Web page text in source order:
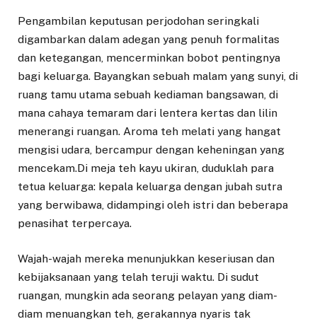
Pengambilan keputusan perjodohan seringkali
digambarkan dalam adegan yang penuh formalitas
dan ketegangan, mencerminkan bobot pentingnya
bagi keluarga. Bayangkan sebuah malam yang sunyi, di
ruang tamu utama sebuah kediaman bangsawan, di
mana cahaya temaram dari lentera kertas dan lilin
menerangi ruangan. Aroma teh melati yang hangat
mengisi udara, bercampur dengan keheningan yang
mencekam.Di meja teh kayu ukiran, duduklah para
tetua keluarga: kepala keluarga dengan jubah sutra
yang berwibawa, didampingi oleh istri dan beberapa
penasihat terpercaya.
Wajah-wajah mereka menunjukkan keseriusan dan
kebijaksanaan yang telah teruji waktu. Di sudut
ruangan, mungkin ada seorang pelayan yang diam-
diam menuangkan teh, gerakannya nyaris tak